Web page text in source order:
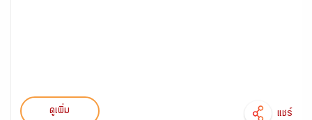
ดูเพิ่ม แชร์